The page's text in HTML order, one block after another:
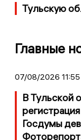
Тульскую
Главные
07/08/2026 11:55
В Тульской
Госдумы